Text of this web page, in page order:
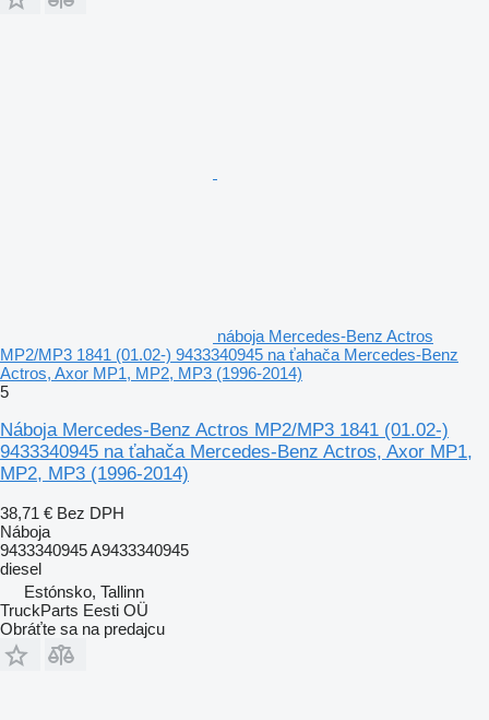
náboja Mercedes-Benz Actros
MP2/MP3 1841 (01.02-) 9433340945 na ťahača Mercedes-Benz
Actros, Axor MP1, MP2, MP3 (1996-2014)
5
Náboja Mercedes-Benz Actros MP2/MP3 1841 (01.02-)
9433340945 na ťahača Mercedes-Benz Actros, Axor MP1,
MP2, MP3 (1996-2014)
38,71 € Bez DPH
Náboja
9433340945 A9433340945
diesel
Estónsko, Tallinn
TruckParts Eesti OÜ
Obráťte sa na predajcu